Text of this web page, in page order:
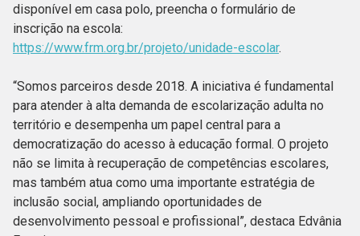
disponível em casa polo, preencha o formulário de
inscrição na escola:
https://www.frm.org.br/projeto/unidade-escolar.
“Somos parceiros desde 2018. A iniciativa é fundamental
para atender à alta demanda de escolarização adulta no
território e desempenha um papel central para a
democratização do acesso à educação formal. O projeto
não se limita à recuperação de competências escolares,
mas também atua como uma importante estratégia de
inclusão social, ampliando oportunidades de
desenvolvimento pessoal e profissional”, destaca Edvânia